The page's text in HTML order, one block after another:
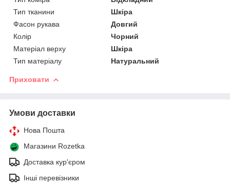
Тип тканини
Шкіра
Фасон рукава
Довгий
Колір
Чорний
Матеріал верху
Шкіра
Тип матеріалу
Натуральний
Приховати
Умови доставки
Нова Пошта
Магазини Rozetka
Доставка кур'єром
Інші перевізники